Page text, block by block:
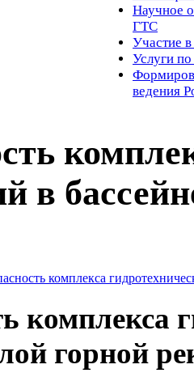
Научное
ГТС
Участие
Услуги
ведения
в
комплекса
комплекса
горной